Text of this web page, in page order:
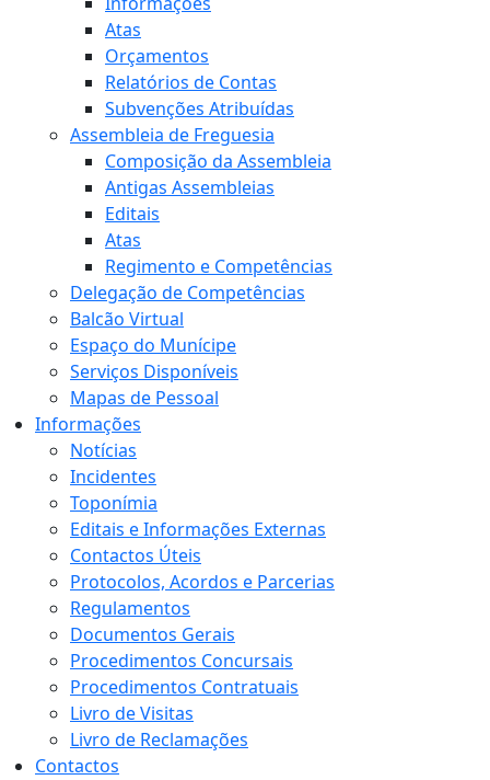
Atas
Orçamentos
Relatórios de Contas
Subvenções Atribuídas
Assembleia de Freguesia
Composição da Assembleia
Antigas Assembleias
Editais
Atas
Regimento e Competências
Delegação de Competências
Balcão Virtual
Espaço do Munícipe
Serviços Disponíveis
Mapas de Pessoal
Informações
Notícias
Incidentes
Toponímia
Editais e Informações Externas
Contactos Úteis
Protocolos, Acordos e Parcerias
Regulamentos
Documentos Gerais
Procedimentos Concursais
Procedimentos Contratuais
Livro de Visitas
Livro de Reclamações
Contactos